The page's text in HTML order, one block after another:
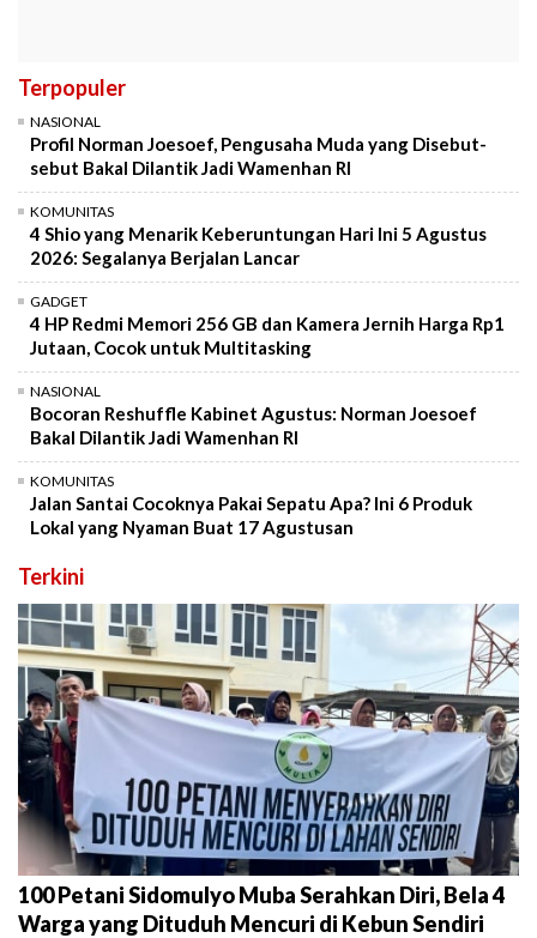
Terpopuler
NASIONAL
Profil Norman Joesoef, Pengusaha Muda yang Disebut-
sebut Bakal Dilantik Jadi Wamenhan RI
KOMUNITAS
4 Shio yang Menarik Keberuntungan Hari Ini 5 Agustus
2026: Segalanya Berjalan Lancar
GADGET
4 HP Redmi Memori 256 GB dan Kamera Jernih Harga Rp1
Jutaan, Cocok untuk Multitasking
NASIONAL
Bocoran Reshuffle Kabinet Agustus: Norman Joesoef
Bakal Dilantik Jadi Wamenhan RI
KOMUNITAS
Jalan Santai Cocoknya Pakai Sepatu Apa? Ini 6 Produk
Lokal yang Nyaman Buat 17 Agustusan
Terkini
100 Petani Sidomulyo Muba Serahkan Diri, Bela 4
Warga yang Dituduh Mencuri di Kebun Sendiri